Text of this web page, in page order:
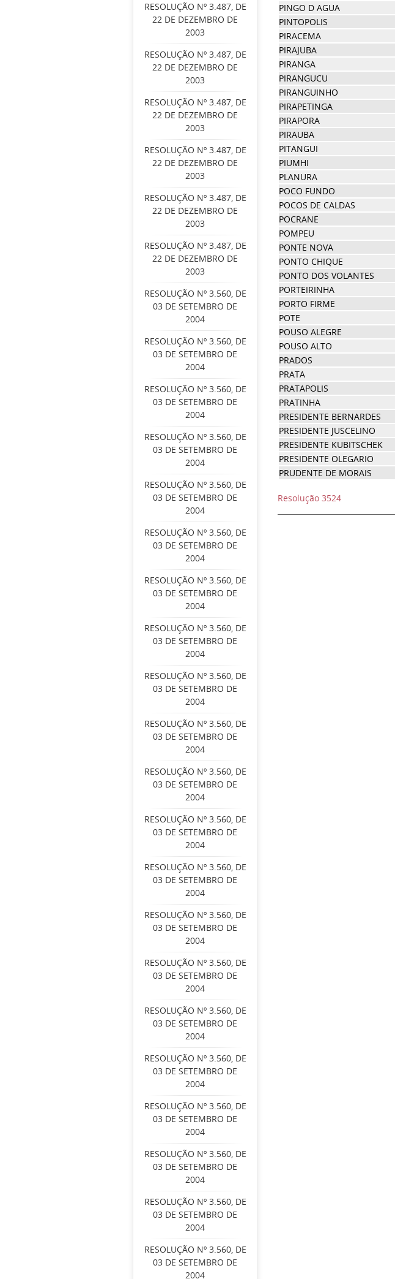
RESOLUÇÃO Nº 3.487, DE
22 DE DEZEMBRO DE
2003
RESOLUÇÃO Nº 3.487, DE
22 DE DEZEMBRO DE
2003
RESOLUÇÃO Nº 3.487, DE
22 DE DEZEMBRO DE
2003
RESOLUÇÃO Nº 3.487, DE
22 DE DEZEMBRO DE
2003
RESOLUÇÃO Nº 3.487, DE
22 DE DEZEMBRO DE
2003
RESOLUÇÃO Nº 3.487, DE
22 DE DEZEMBRO DE
2003
RESOLUÇÃO Nº 3.560, DE
03 DE SETEMBRO DE
2004
RESOLUÇÃO Nº 3.560, DE
03 DE SETEMBRO DE
2004
RESOLUÇÃO Nº 3.560, DE
03 DE SETEMBRO DE
2004
RESOLUÇÃO Nº 3.560, DE
03 DE SETEMBRO DE
2004
RESOLUÇÃO Nº 3.560, DE
03 DE SETEMBRO DE
2004
RESOLUÇÃO Nº 3.560, DE
03 DE SETEMBRO DE
2004
RESOLUÇÃO Nº 3.560, DE
03 DE SETEMBRO DE
2004
RESOLUÇÃO Nº 3.560, DE
03 DE SETEMBRO DE
2004
RESOLUÇÃO Nº 3.560, DE
03 DE SETEMBRO DE
2004
RESOLUÇÃO Nº 3.560, DE
03 DE SETEMBRO DE
2004
RESOLUÇÃO Nº 3.560, DE
03 DE SETEMBRO DE
2004
RESOLUÇÃO Nº 3.560, DE
03 DE SETEMBRO DE
2004
RESOLUÇÃO Nº 3.560, DE
03 DE SETEMBRO DE
2004
RESOLUÇÃO Nº 3.560, DE
03 DE SETEMBRO DE
2004
RESOLUÇÃO Nº 3.560, DE
03 DE SETEMBRO DE
2004
RESOLUÇÃO Nº 3.560, DE
03 DE SETEMBRO DE
2004
RESOLUÇÃO Nº 3.560, DE
03 DE SETEMBRO DE
2004
RESOLUÇÃO Nº 3.560, DE
03 DE SETEMBRO DE
2004
RESOLUÇÃO Nº 3.560, DE
03 DE SETEMBRO DE
2004
RESOLUÇÃO Nº 3.560, DE
03 DE SETEMBRO DE
2004
RESOLUÇÃO Nº 3.560, DE
03 DE SETEMBRO DE
2004
PINGO D AGUA
PINTOPOLIS
PIRACEMA
PIRAJUBA
PIRANGA
PIRANGUCU
PIRANGUINHO
PIRAPETINGA
PIRAPORA
PIRAUBA
PITANGUI
PIUMHI
PLANURA
POCO FUNDO
POCOS DE CALDAS
POCRANE
POMPEU
PONTE NOVA
PONTO CHIQUE
PONTO DOS VOLANTES
PORTEIRINHA
PORTO FIRME
POTE
POUSO ALEGRE
POUSO ALTO
PRADOS
PRATA
PRATAPOLIS
PRATINHA
PRESIDENTE BERNARDES
PRESIDENTE JUSCELINO
PRESIDENTE KUBITSCHEK
PRESIDENTE OLEGARIO
PRUDENTE DE MORAIS
Resolução 3524